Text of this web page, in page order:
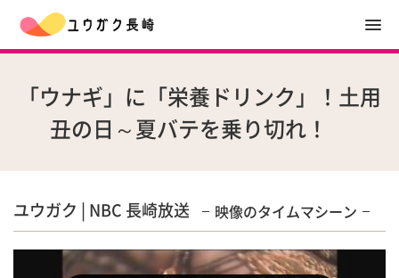
「ウナギ」に「栄養ドリンク」！土用
丑の日～夏バテを乗り切れ！
ユウガク | NBC 長崎放送 映像のタイムマシーン